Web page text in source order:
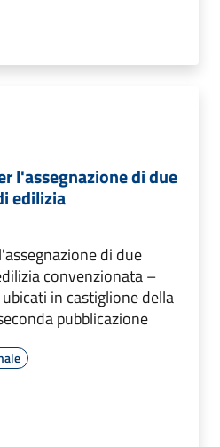
l'assegnazione di due
edilizia
di due
convenzionata –
in castiglione della
pubblicazione